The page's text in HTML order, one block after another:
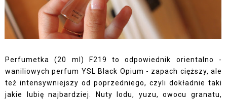
Perfumetka (20 ml) F219 to odpowiednik orientalno -
waniliowych perfum YSL Black Opium - zapach cięższy, ale
też intensywniejszy od poprzedniego, czyli dokładnie taki
jakie lubię najbardziej. Nuty lodu, yuzu, owocu granatu,